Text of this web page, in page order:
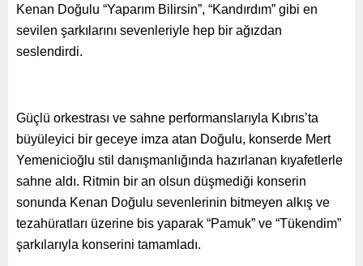
Kenan Doğulu “Yaparım Bilirsin”, “Kandırdım” gibi en
sevilen şarkılarını sevenleriyle hep bir ağızdan
seslendirdi.
Güçlü orkestrası ve sahne performanslarıyla Kıbrıs’ta
büyüleyici bir geceye imza atan Doğulu, konserde Mert
Yemenicioğlu stil danışmanlığında hazırlanan kıyafetlerle
sahne aldı. Ritmin bir an olsun düşmediği konserin
sonunda Kenan Doğulu sevenlerinin bitmeyen alkış ve
tezahüratları üzerine bis yaparak “Pamuk” ve “Tükendim”
şarkılarıyla konserini tamamladı.